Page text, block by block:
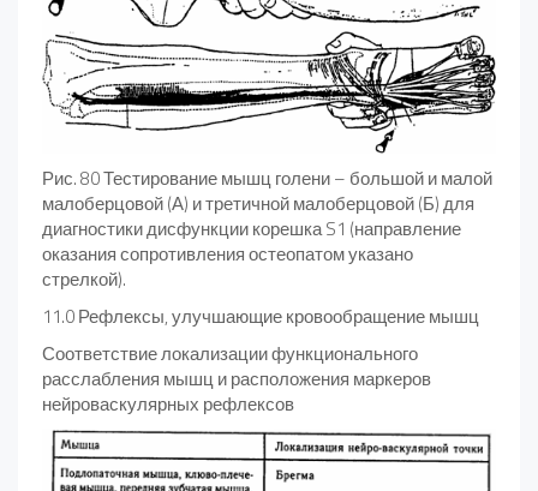
Рис. 80 Тестирование мышц голени – большой и малой
малоберцовой (А) и третичной малоберцовой (Б) для
диагностики дисфункции корешка S1 (направ­ление
оказания сопротивления остеопатом указано
стрелкой).
11.0 Рефлексы, улучшающие кровообращение мышц
Соответствие локализации функционального
расслабления мышц и расположения маркеров
нейроваскулярных рефлексов